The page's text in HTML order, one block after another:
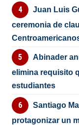
Juan Luis
ceremonia de
Abinader
elimina requisito
estudiantes
Santiago
protagonizar un